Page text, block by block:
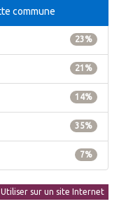
commune
23%
21%
14%
35%
7%
sur un site Internet